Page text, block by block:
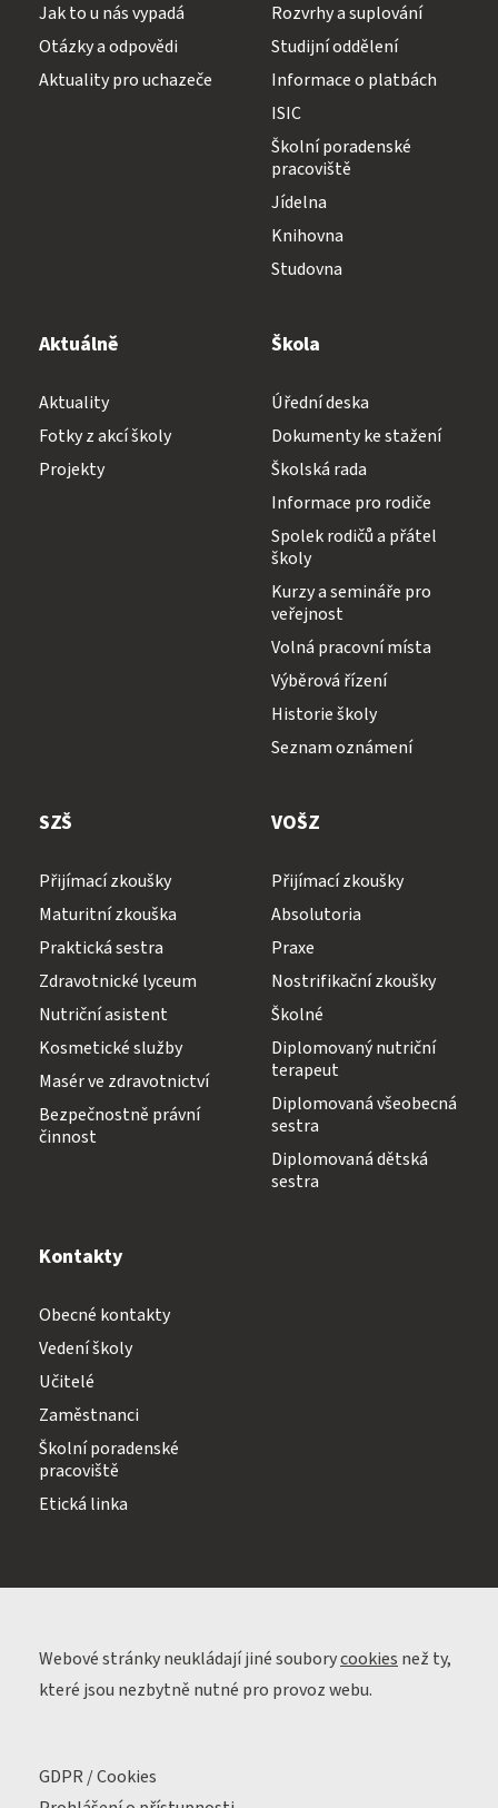
Jak to u nás vypadá
Otázky a odpovědi
Aktuality pro uchazeče
Rozvrhy a suplování
Studijní oddělení
Informace o platbách
ISIC
Školní poradenské
pracoviště
Jídelna
Knihovna
Studovna
Aktuálně
Aktuality
Fotky z akcí školy
Projekty
Škola
Úřední deska
Dokumenty ke stažení
Školská rada
Informace pro rodiče
Spolek rodičů a přátel
školy
Kurzy a semináře pro
veřejnost
Volná pracovní místa
Výběrová řízení
Historie školy
Seznam oznámení
SZŠ
Přijímací zkoušky
Maturitní zkouška
Praktická sestra
Zdravotnické lyceum
Nutriční asistent
Kosmetické služby
Masér ve zdravotnictví
Bezpečnostně právní
činnost
VOŠZ
Přijímací zkoušky
Absolutoria
Praxe
Nostrifikační zkoušky
Školné
Diplomovaný nutriční
terapeut
Diplomovaná všeobecná
sestra
Diplomovaná dětská
sestra
Kontakty
Obecné kontakty
Vedení školy
Učitelé
Zaměstnanci
Školní poradenské
pracoviště
Etická linka
Webové stránky neukládají jiné souborycookies než ty,
které jsou nezbytně nutné pro provoz webu.
GDPR / Cookies